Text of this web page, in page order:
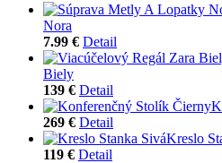
Nora
7.99 € Detail
Biely
139 € Detail
269 € Detail
Kreslo
119 € Detail